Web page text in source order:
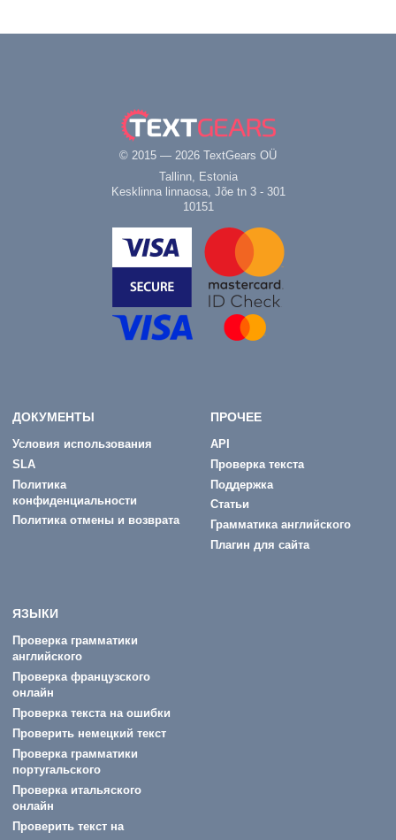
© 2015 — 2026 TextGears OÜ
Tallinn, Estonia
Kesklinna linnaosa, Jõe tn 3 - 301
10151
ДОКУМЕНТЫ
Условия использования
SLA
Политика
конфиденциальности
Политика отмены и возврата
ПРОЧЕЕ
API
Проверка текста
Поддержка
Статьи
Грамматика английского
Плагин для сайта
ЯЗЫКИ
Проверка грамматики
английского
Проверка французского
онлайн
Проверка текста на ошибки
Проверить немецкий текст
Проверка грамматики
португальского
Проверка итальяского
онлайн
Проверить текст на